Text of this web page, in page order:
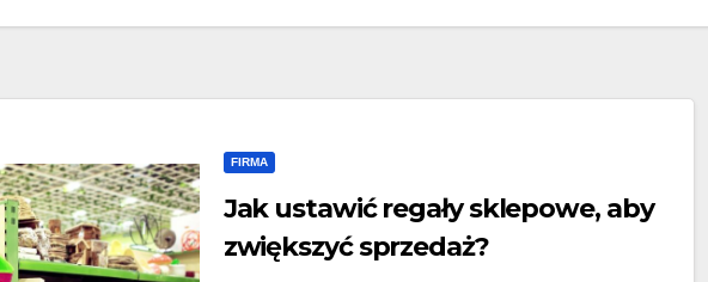
FIRMA
Jak ustawić regały sklepowe, aby
zwiększyć sprzedaż?